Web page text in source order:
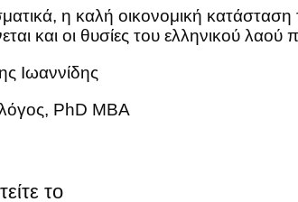
η καλή οικονομική
και οι θυσίες του ελληνικού
Ιωαννίδης
PhD MBA
το